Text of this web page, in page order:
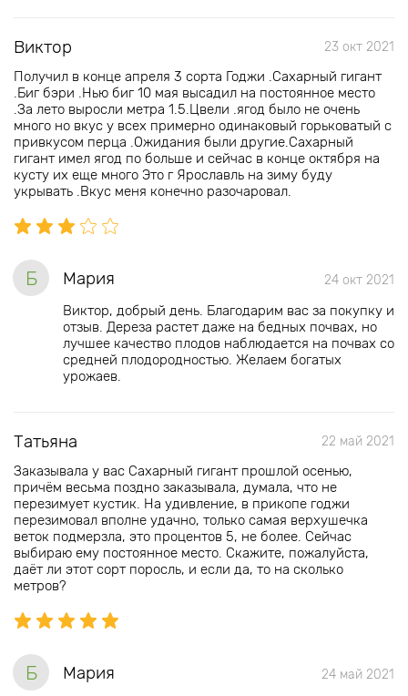
Виктор 23 окт 2021
Получил в конце апреля 3 сорта Годжи .Сахарный гигант
.Биг бэри .Нью биг 10 мая высадил на постоянное место
.За лето выросли метра 1.5.Цвели .ягод было не очень
много но вкус у всех примерно одинаковый горьковатый с
привкусом перца .Ожидания были другие.Сахарный
гигант имел ягод по больше и сейчас в конце октября на
кусту их еще много Это г Ярославль на зиму буду
укрывать .Вкус меня конечно разочаровал.
Б Мария 24 окт 2021
Виктор, добрый день. Благодарим вас за покупку и
отзыв. Дереза растет даже на бедных почвах, но
лучшее качество плодов наблюдается на почвах со
средней плодородностью. Желаем богатых
урожаев.
Татьяна 22 май 2021
Заказывала у вас Сахарный гигант прошлой осенью,
причём весьма поздно заказывала, думала, что не
перезимует кустик. На удивление, в прикопе годжи
перезимовал вполне удачно, только самая верхушечка
веток подмерзла, это процентов 5, не более. Сейчас
выбираю ему постоянное место. Скажите, пожалуйста,
даёт ли этот сорт поросль, и если да, то на сколько
метров?
Б Мария 24 май 2021